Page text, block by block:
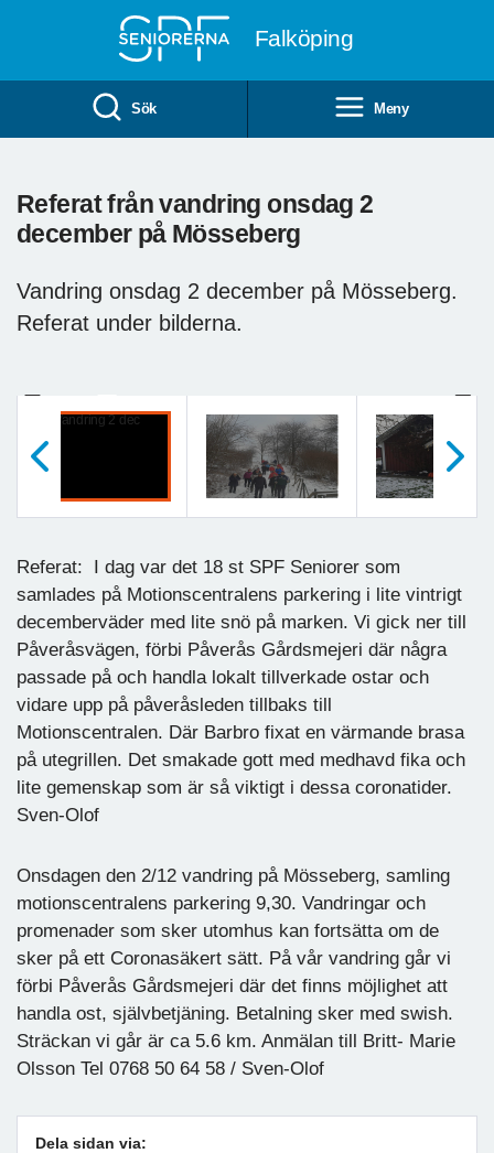
Falköping
Sök Meny
Referat från vandring onsdag 2
december på Mösseberg
Vandring onsdag 2 december på Mösseberg.
Referat under bilderna.
Previous
Referat: I dag var det 18 st SPF Seniorer som
samlades på Motionscentralens parkering i lite vintrigt
decemberväder med lite snö på marken. Vi gick ner till
Påveråsvägen, förbi Påverås Gårdsmejeri där några
passade på och handla lokalt tillverkade ostar och
vidare upp på påveråsleden tillbaks till
Motionscentralen. Där Barbro fixat en värmande brasa
på utegrillen. Det smakade gott med medhavd fika och
lite gemenskap som är så viktigt i dessa coronatider.
Sven-Olof
Onsdagen den 2/12 vandring på Mösseberg, samling
motionscentralens parkering 9,30. Vandringar och
promenader som sker utomhus kan fortsätta om de
sker på ett Coronasäkert sätt. På vår vandring går vi
förbi Påverås Gårdsmejeri där det finns möjlighet att
handla ost, självbetjäning. Betalning sker med swish.
Sträckan vi går är ca 5.6 km. Anmälan till Britt- Marie
Olsson Tel 0768 50 64 58 / Sven-Olof
Dela sidan via: